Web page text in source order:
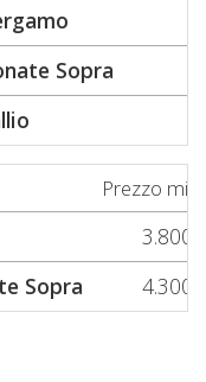
Sopra
Prezzo
3.800
Sopra
4.300